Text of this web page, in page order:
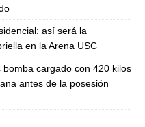
así será la
en la Arena USC
cargado con 420 kilos
antes de la posesión